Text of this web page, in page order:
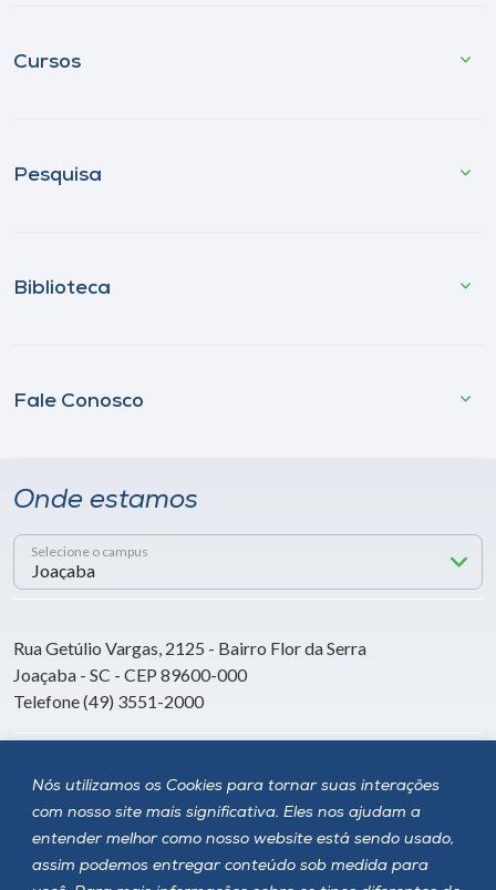
Nós utilizamos os Cookies para tornar suas interações
com nosso site mais significativa. Eles nos ajudam a
entender melhor como nosso website está sendo usado,
assim podemos entregar conteúdo sob medida para
Cursos
Pesquisa
Biblioteca
Fale Conosco
Onde estamos
Selecione o campus
Rua Getúlio Vargas, 2125 - Bairro Flor da Serra
Joaçaba - SC - CEP 89600-000
Telefone (49) 3551-2000
Siga a Unoesc